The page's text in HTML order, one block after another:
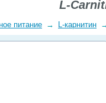
L-
питание → L-карнитин